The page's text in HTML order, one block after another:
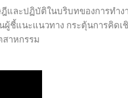
และปฏิบัติในบริบทของการทำง
ผู้ชี้แนะแนวทาง กระตุ้นการคิดเ
าหกรรม